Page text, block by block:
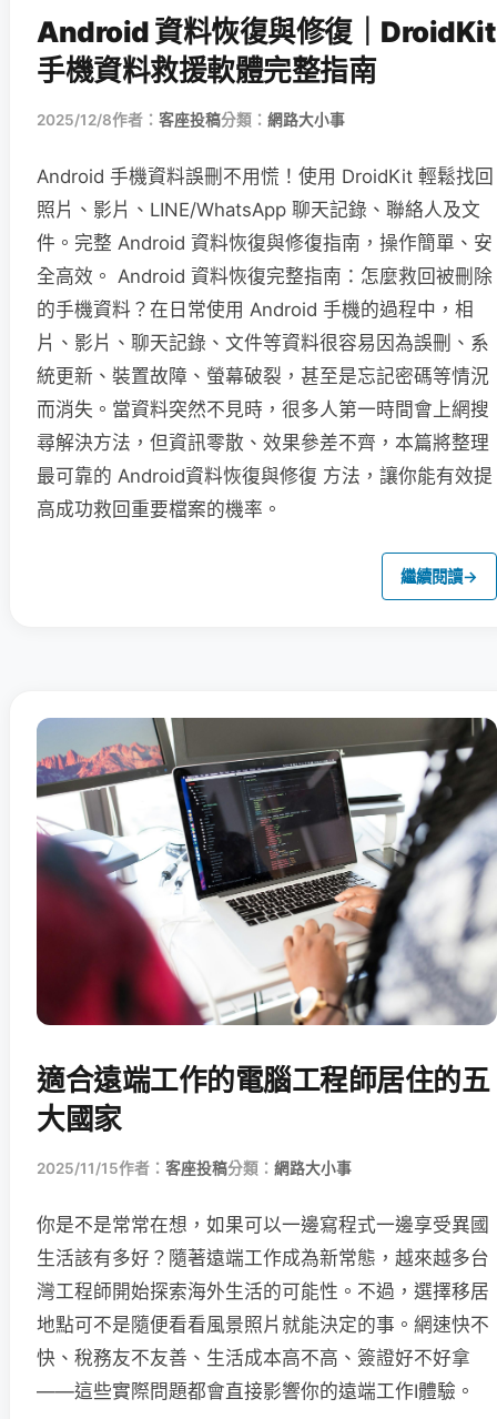
Android 資料恢復與修復｜DroidKit
手機資料救援軟體完整指南
2025/12/8作者： 客座投稿分類： 網路大小事
Android 手機資料誤刪不用慌！使用 DroidKit 輕鬆找回
照片、影片、LINE/WhatsApp 聊天記錄、聯絡人及文
件。完整 Android 資料恢復與修復指南，操作簡單、安
全高效。 Android 資料恢復完整指南：怎麼救回被刪除
的手機資料？在日常使用 Android 手機的過程中，相
片、影片、聊天記錄、文件等資料很容易因為誤刪、系
統更新、裝置故障、螢幕破裂，甚至是忘記密碼等情況
而消失。當資料突然不見時，很多人第一時間會上網搜
尋解決方法，但資訊零散、效果參差不齊，本篇將整理
最可靠的 Android資料恢復與修復 方法，讓你能有效提
高成功救回重要檔案的機率。
繼續閱讀→
適合遠端工作的電腦工程師居住的五
大國家
2025/11/15作者： 客座投稿分類： 網路大小事
你是不是常常在想，如果可以一邊寫程式一邊享受異國
生活該有多好？隨著遠端工作成為新常態，越來越多台
灣工程師開始探索海外生活的可能性。不過，選擇移居
地點可不是隨便看看風景照片就能決定的事。網速快不
快、稅務友不友善、生活成本高不高、簽證好不好拿
——這些實際問題都會直接影響你的遠端工作I體驗。